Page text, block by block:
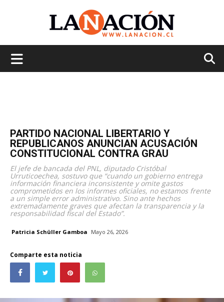
PARTIDO NACIONAL LIBERTARIO Y
REPUBLICANOS ANUNCIAN ACUSACIÓN
CONSTITUCIONAL CONTRA GRAU
El jefe de bancada del PNL, diputado Cristóbal
Urruticoechea, sostuvo que “cuando un gobierno entrega
información financiera inconsistente y omite gastos
comprometidos en los informes oficiales, no estamos frente
a un simple error administrativo. Sino ante hechos
extremadamente graves que afectan la transparencia y la
responsabilidad fiscal del Estado”.
Patricia Schüller Gamboa Mayo 26, 2026
Comparte esta noticia